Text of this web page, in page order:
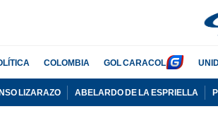
COLOMBIA GOL CARACOL
LIZARAZO ABELARDO DE LA ESPRIELLA